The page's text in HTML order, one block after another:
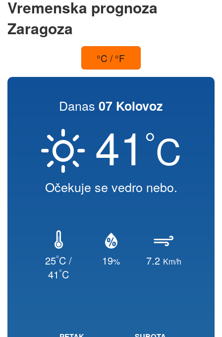
Vremenska prognoza
Zaragoza
°C / °F
Danas 07 Kolovoz
41 °C
Očekuje se vedro nebo.
25°C /
41°C
19% 7.2 Km/h